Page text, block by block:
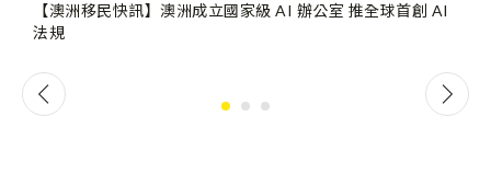
【澳洲移民快訊】澳洲成立國家級 AI 辦公室 推全球首創 AI
法規